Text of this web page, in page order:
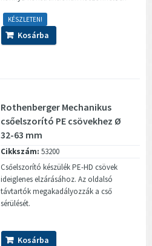
KÉSZLETEN!
Kosárba
Rothenberger Mechanikus
csőelszorító PE csövekhez Ø
32-63 mm
Cikkszám: 53200
Csőelszorító készülék PE-HD csövek
ideiglenes elzárásához. Az oldalsó
távtartók megakadályozzák a cső
sérülését.
Kosárba